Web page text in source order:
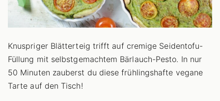
Knuspriger Blätterteig trifft auf cremige Seidentofu-
Füllung mit selbstgemachtem Bärlauch-Pesto. In nur
50 Minuten zauberst du diese frühlingshafte vegane
Tarte auf den Tisch!